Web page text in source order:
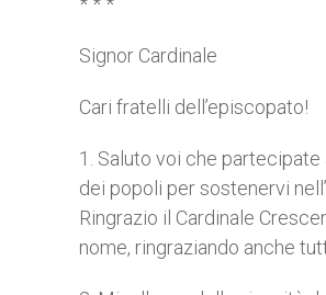
Signor Cardinale
Cari fratelli dell’episcopato!
1. Saluto voi che partecipate
dei popoli per sostenervi
Ringrazio il Cardinale
nome, ringraziando anche